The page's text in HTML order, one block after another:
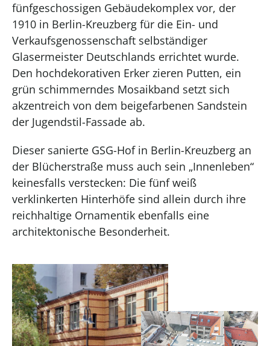
fünfgeschossigen Gebäudekomplex vor, der
1910 in Berlin-Kreuzberg für die Ein- und
Verkaufsgenossenschaft selbständiger
Glasermeister Deutschlands errichtet wurde.
Den hochdekorativen Erker zieren Putten, ein
grün schimmerndes Mosaikband setzt sich
akzentreich von dem beigefarbenen Sandstein
der Jugendstil-Fassade ab.
Dieser sanierte GSG-Hof in Berlin-Kreuzberg an
der Blücherstraße muss auch sein „Innenleben“
keinesfalls verstecken: Die fünf weiß
verklinkerten Hinterhöfe sind allein durch ihre
reichhaltige Ornamentik ebenfalls eine
architektonische Besonderheit.